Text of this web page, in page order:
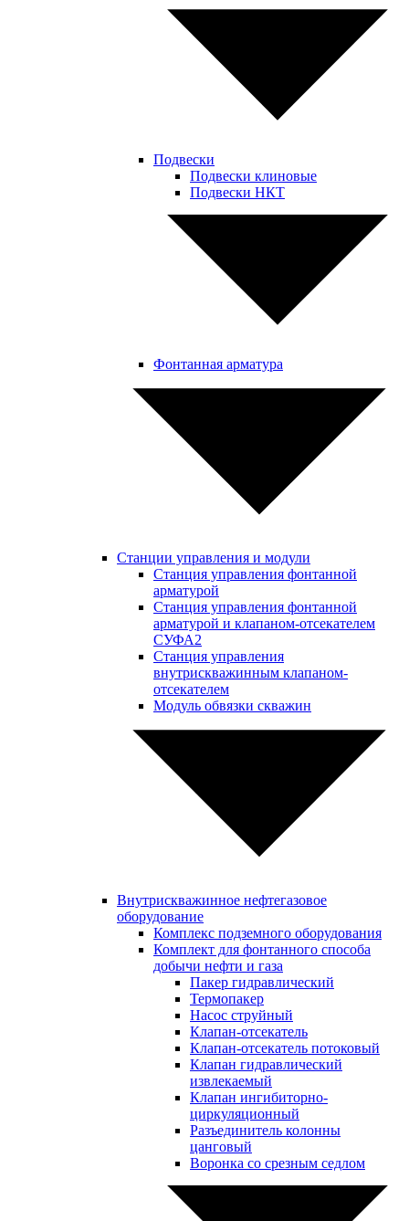
Подвески
Подвески клиновые
Подвески НКТ
Фонтанная арматура
Станции управления и модули
Станция управления фонтанной
арматурой
Станция управления фонтанной
арматурой и клапаном-отсекателем
СУФА2
Станция управления
внутрискважинным клапаном-
отсекателем
Модуль обвязки скважин
Внутрискважинное нефтегазовое
оборудование
Комплекс подземного оборудования
Комплект для фонтанного способа
добычи нефти и газа
Пакер гидравлический
Термопакер
Насос струйный
Клапан-отсекатель
Клапан-отсекатель потоковый
Клапан гидравлический
извлекаемый
Клапан ингибиторно-
циркуляционный
Разъединитель колонны
цанговый
Воронка со срезным седлом